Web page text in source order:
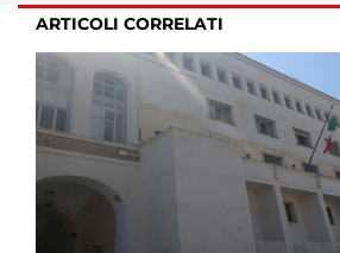
ARTICOLI CORRELATI